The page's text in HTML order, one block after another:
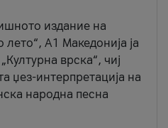
издание на
А1 Македонија ја
врска“, чиј
џез-интерпретација на
народна песна